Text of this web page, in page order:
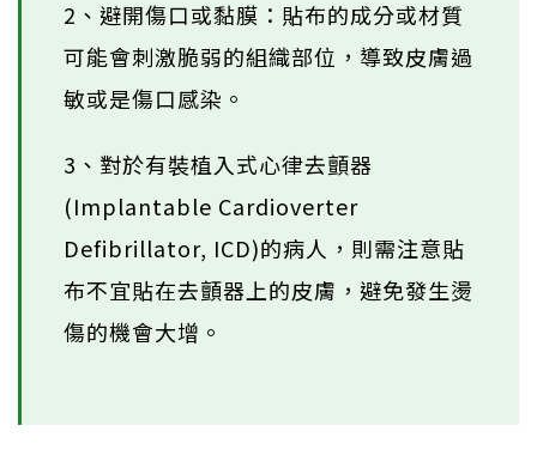
2、避開傷口或黏膜：貼布的成分或材質
可能會刺激脆弱的組織部位，導致皮膚過
敏或是傷口感染。
3、對於有裝植入式心律去顫器
(Implantable Cardioverter
Defibrillator, ICD)的病人，則需注意貼
布不宜貼在去顫器上的皮膚，避免發生燙
傷的機會大增。